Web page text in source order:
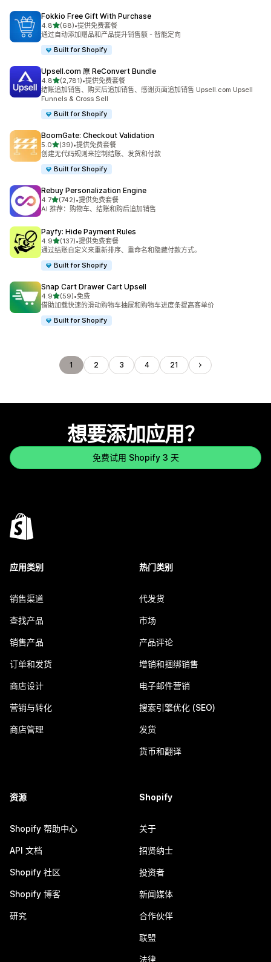
Fokkio Free Gift With Purchase
4.8星（满分 5 星）
(68)
总共 68 条评论
•提供免费套餐
通过自动添加赠品和产品提升销售额 - 智能定向
Built for Shopify
Upsell.com 原 ReConvert Bundle
4.8星（满分 5 星）
(2,781)
总共 2781 条评论
•提供免费套餐
结账追加销售、购买后追加销售、感谢页面追加销售 Upsell.com Upsell
Funnels & Cross Sell
Built for Shopify
BoomGate: Checkout Validation
5.0星（满分 5 星）
(39)
总共 39 条评论
•提供免费套餐
创建无代码规则来控制结账、发货和付款
Built for Shopify
Rebuy Personalization Engine
4.7星（满分 5 星）
(742)
总共 742 条评论
•提供免费套餐
AI 推荐：购物车、结账和购后追加销售
Payfy: Hide Payment Rules
4.9星（满分 5 星）
(137)
总共 137 条评论
•提供免费套餐
通过结账自定义来重新排序、重命名和隐藏付款方式。
Built for Shopify
Snap Cart Drawer Cart Upsell
4.9星（满分 5 星）
(59)
总共 59 条评论
•免费
借助加载快速的滑动购物车抽屉和购物车进度条提高客单价
Built for Shopify
1 2 3 4 21
想要添加应用？
免费试用 Shopify 3 天
应用类别
销售渠道
查找产品
销售产品
订单和发货
商店设计
营销与转化
商店管理
热门类别
代发货
市场
产品评论
增销和捆绑销售
电子邮件营销
搜索引擎优化 (SEO)
发货
货币和翻译
资源
Shopify 帮助中心
API 文档
Shopify 社区
Shopify 博客
研究
Shopify
关于
招贤纳士
投资者
新闻媒体
合作伙伴
联盟
法律